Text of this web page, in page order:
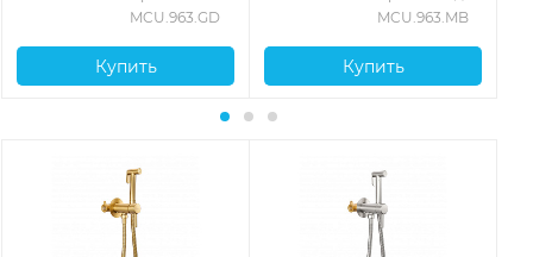
брашированноеMCU.963.GD
Купить
MCU.963.MB
Купить